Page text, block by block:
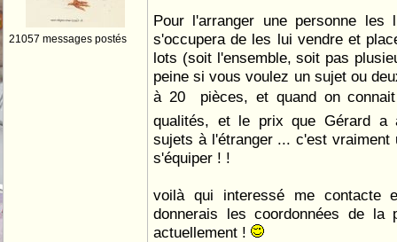
21057 messages postés
Pour l'arranger une personne
s'occupera de les lui vendre et
lots (soit l'ensemble, soit pas
peine si vous voulez un sujet ou
à 20  pièces, et quand on
qualités, et le prix que Gérard a
sujets à l'étranger ... c'est vraiment
s'équiper ! !
voilà qui interessé me contacte
donnerais les coordonnées de la
actuellement !